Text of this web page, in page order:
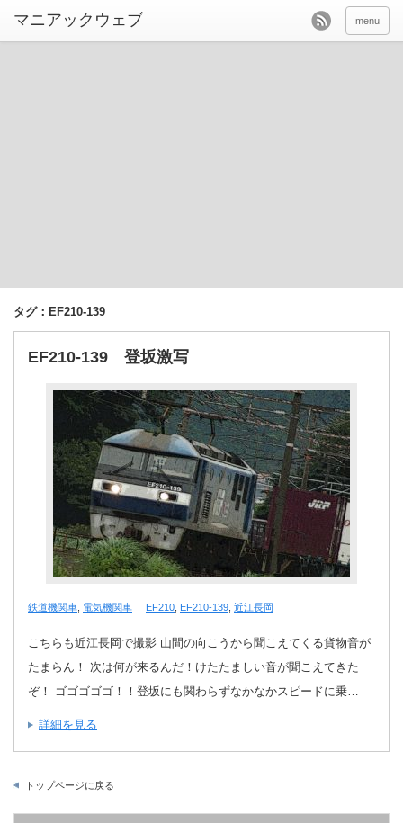
menu
タグ：EF210-139
EF210-139 登坂激写
鉄道機関車, 電気機関車 EF210, EF210-139, 近江長岡
こちらも近江長岡で撮影 山間の向こうから聞こえてくる貨物音が
たまらん！ 次は何が来るんだ！けたたましい音が聞こえてきた
ぞ！ ゴゴゴゴゴ！！登坂にも関わらずなかなかスピードに乗…
詳細を見る
トップページに戻る